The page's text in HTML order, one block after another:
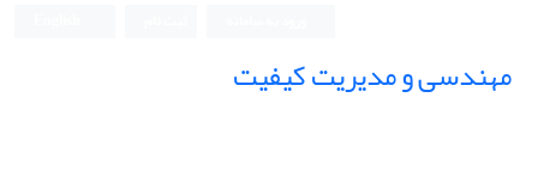
مهندسی و مدیریت کیفیت